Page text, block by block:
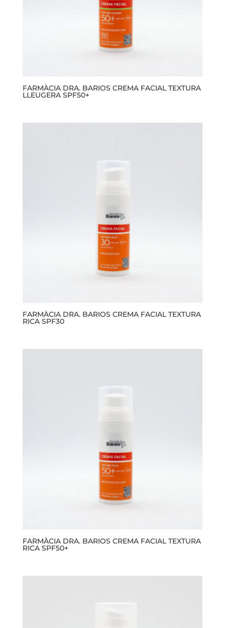
FARMÀCIA DRA. BARIOS CREMA FACIAL TEXTURA
LLEUGERA SPF50+
FARMÀCIA DRA. BARIOS CREMA FACIAL TEXTURA
RICA SPF30
FARMÀCIA DRA. BARIOS CREMA FACIAL TEXTURA
RICA SPF50+